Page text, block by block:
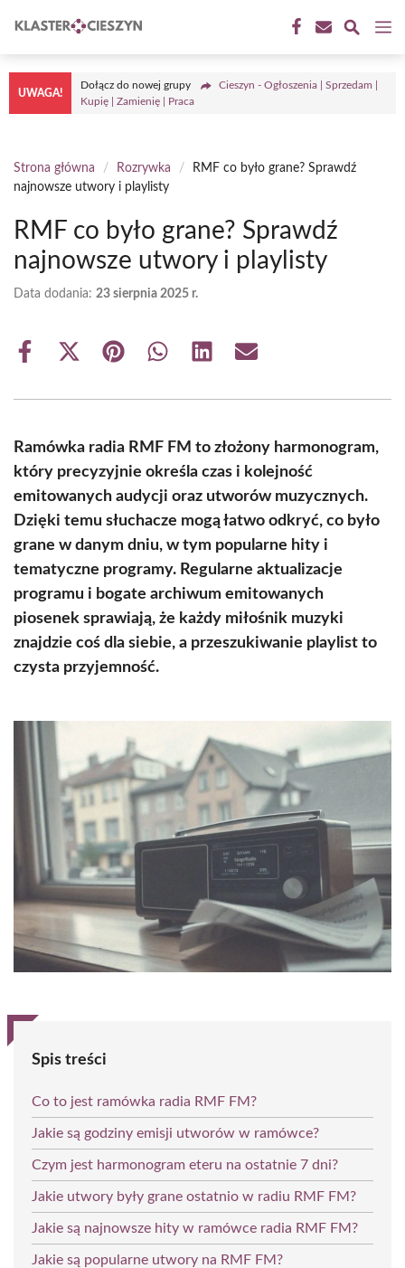
do
treści
UWAGA!
Dołącz do nowej grupy
Cieszyn - Ogłoszenia | Sprzedam |
Kupię | Zamienię | Praca
Strona główna / Rozrywka /
RMF co było grane? Sprawdź
najnowsze utwory i playlisty
RMF co było grane? Sprawdź
najnowsze utwory i playlisty
Data dodania: 23 sierpnia 2025 r.
Share
Share
(Twitter)
Share Share Share Share
Ramówka radia RMF FM to złożony harmonogram,
który precyzyjnie określa czas i kolejność
emitowanych audycji oraz utworów muzycznych.
Dzięki temu słuchacze mogą łatwo odkryć, co było
grane w danym dniu, w tym popularne hity i
tematyczne programy. Regularne aktualizacje
programu i bogate archiwum emitowanych
piosenek sprawiają, że każdy miłośnik muzyki
znajdzie coś dla siebie, a przeszukiwanie playlist to
czysta przyjemność.
Spis treści
Co to jest ramówka radia RMF FM?
Jakie są godziny emisji utworów w ramówce?
Czym jest harmonogram eteru na ostatnie 7 dni?
Jakie utwory były grane ostatnio w radiu RMF FM?
Jakie są najnowsze hity w ramówce radia RMF FM?
Jakie są popularne utwory na RMF FM?